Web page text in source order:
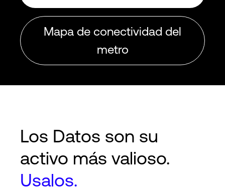
Mapa de conectividad del
metro
Los Datos son su
activo más valioso.
Usalos.